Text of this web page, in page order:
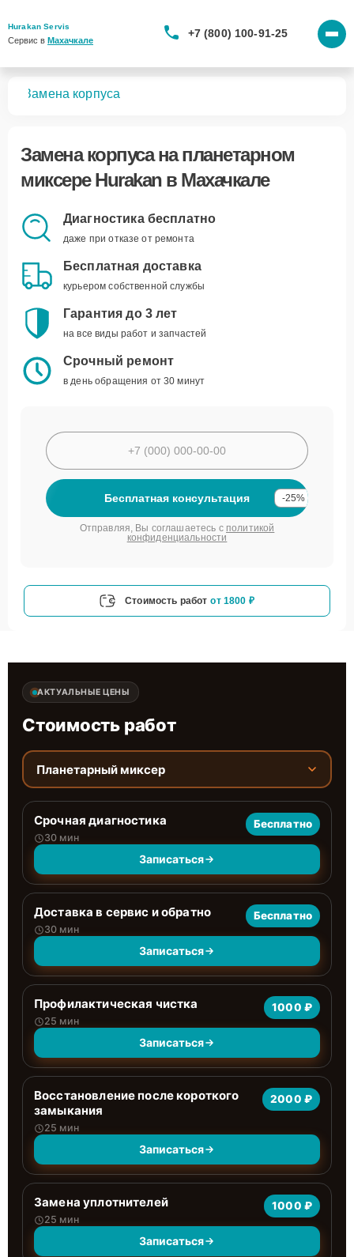
Hurakan Servis
Сервис в Махачкале
+7 (800) 100-91-25
Замена корпуса
Замена корпусана планетарном
миксере Hurakan в Махачкале
Диагностика бесплатно
даже при отказе от ремонта
Бесплатная доставка
курьером собственной службы
Гарантия до 3 лет
на все виды работ и запчастей
Срочный ремонт
в день обращения от 30 минут
Бесплатная консультация -25%
Отправляя, Вы соглашаетесь с политикой
конфиденциальности
Стоимость работ от 1800 ₽
АКТУАЛЬНЫЕ ЦЕНЫ
Стоимость работ
Планетарный миксер
Срочная диагностика
30 мин
Бесплатно
Записаться
Доставка в сервис и обратно
30 мин
Бесплатно
Записаться
Профилактическая чистка
25 мин
1000 ₽
Записаться
Восстановление после короткого
замыкания
25 мин
2000 ₽
Записаться
Замена уплотнителей
25 мин
1000 ₽
Записаться